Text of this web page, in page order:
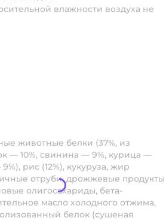
влажности воздуха не
животные белки (37%, из
— 10%, свинина — 9%, курица —
рис (12%), кукуруза, жир
отруби, дрожжевые продукты
олигосахариды, бета-
масло холодного отжима,
белок (сушеная